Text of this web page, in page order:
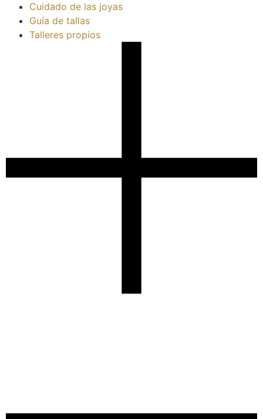
Cuidado de las joyas
Guía de tallas
Talleres propios